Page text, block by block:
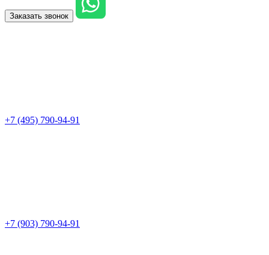
Заказать звонок
+7 (495) 790-94-91
+7 (903) 790-94-91